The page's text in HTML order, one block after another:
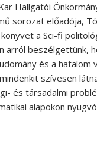
Hallgatói
sorozat előadója,
a Sci-fi
arról beszélgettünk,
és a hatalom
szívesen
és társadalmi
alapokon